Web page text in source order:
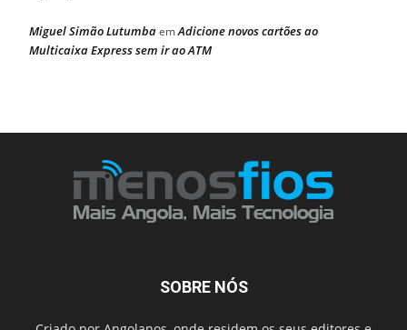
Miguel Simão LutumbaemAdicione novos cartões ao
Multicaixa Express sem ir ao ATM
SOBRE NÓS